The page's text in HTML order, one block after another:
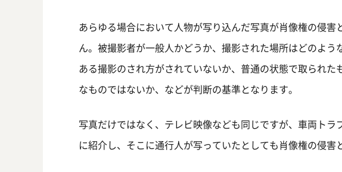
あらゆる場合において人物が写り込んだ写真が肖像権の侵
ん。被撮影者が一般人かどうか、撮影された場所はどのよ
ある撮影のされ方がされていないか、普通の状態で取られた
なものではないか、などが判断の基準となります。
写真だけではなく、テレビ映像なども同じですが、車両ト
に紹介し、そこに通行人が写っていたとしても肖像権の侵害